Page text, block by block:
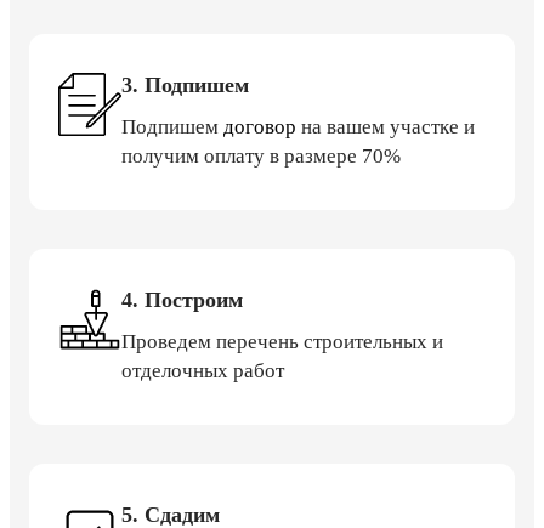
3. Подпишем
Подпишем договор на вашем участке и
получим оплату в размере 70%
4. Построим
Проведем перечень строительных и
отделочных работ
5. Сдадим